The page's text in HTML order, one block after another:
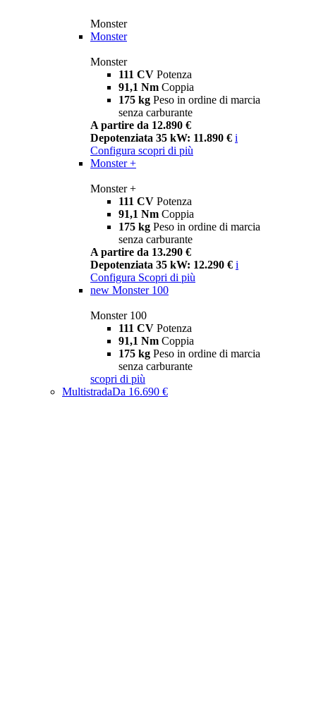
Monster
Monster
Monster
111 CV Potenza
91,1 Nm Coppia
175 kg Peso in ordine di marcia
senza carburante
A partire da 12.890 €
Depotenziata 35 kW: 11.890 € i
Configura scopri di più
Monster +
Monster +
111 CV Potenza
91,1 Nm Coppia
175 kg Peso in ordine di marcia
senza carburante
A partire da 13.290 €
Depotenziata 35 kW: 12.290 € i
Configura Scopri di più
new Monster 100
Monster 100
111 CV Potenza
91,1 Nm Coppia
175 kg Peso in ordine di marcia
senza carburante
scopri di più
MultistradaDa 16.690 €